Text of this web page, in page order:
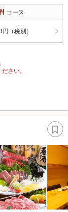
コース
（税別）
さい。